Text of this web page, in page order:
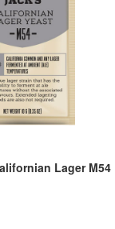
Lager M54